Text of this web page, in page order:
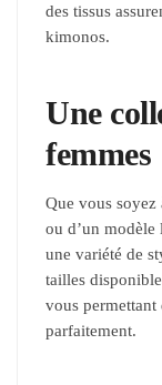
des tissus
kimonos.
Une
femmes
Que vous soyez
ou d’un
une variété de
tailles
vous
parfaitement.